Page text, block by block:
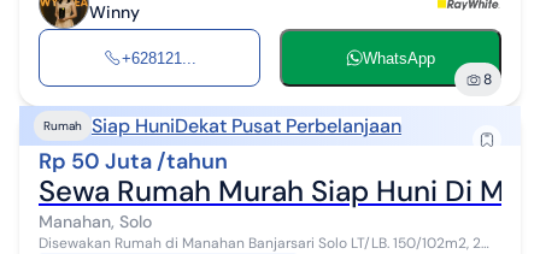
Winny
+628121... WhatsApp
8
Rumah Siap HuniDekat Pusat Perbelanjaan
Rp 50 Juta /tahun
Sewa Rumah Murah Siap Huni Di
Manahan, Solo
Disewakan Rumah di Manahan Banjarsari Solo LT/LB. 150/102m2, 2